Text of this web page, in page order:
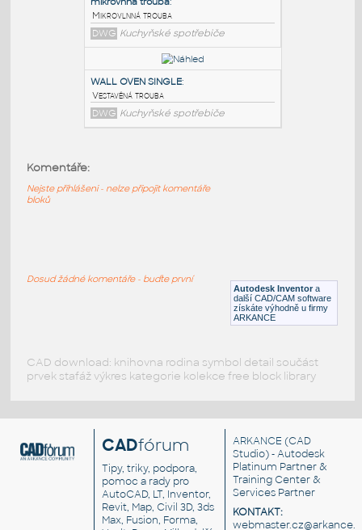
IPT Kuchyňské spotřebiče
Stove:
Sporák, elektrický
RFA Kuchyňské spotřebiče
Vestavěná trouba
Kuchyňské spotřebičeAutodesk Inventor a
další CAD/CAM software
získáte výhodně u firmy
ARKANCE
Komentáře:
Nejste přihlášeni - nelze připojit komentáře
bloků
Dosud žádné komentáře - buďte první
CAD download: knihovna rodina symbol detail součást
prvek stafáž výkres kategorie kolekce free block library
CADfórum
Tipy, triky, podpora,
pomoc a rady pro
AutoCAD, LT, Inventor,
Revit, Map, Civil 3D, 3ds
Max, Fusion, Forma,
ARKANCE (CAD
Studio) - Autodesk
Platinum Partner &
Training Center &
Services Partner
KONTAKT: